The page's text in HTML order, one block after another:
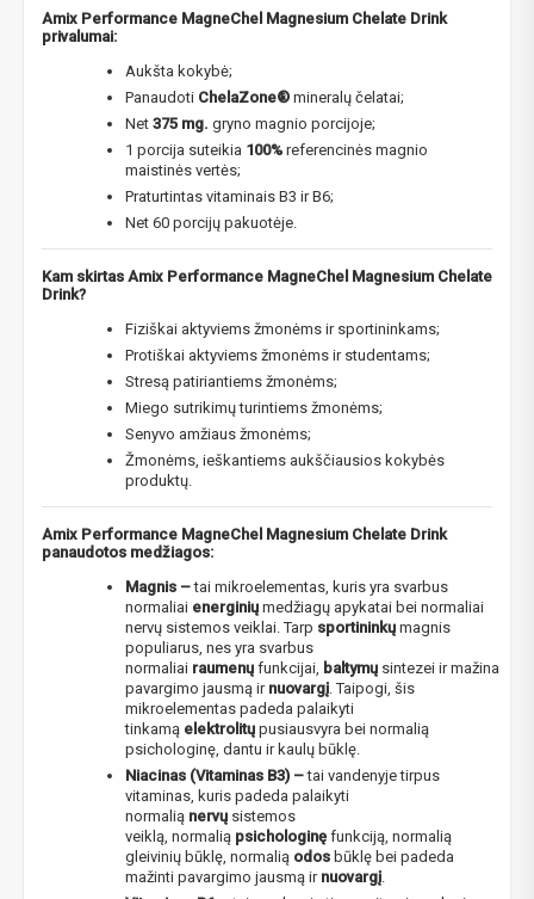
Amix Performance MagneChel Magnesium Chelate Drink
privalumai:
Aukšta kokybė;
Panaudoti ChelaZone® mineralų čelatai;
Net 375 mg. gryno magnio porcijoje;
1 porcija suteikia 100% referencinės magnio
maistinės vertės;
Praturtintas vitaminais B3 ir B6;
Net 60 porcijų pakuotėje.
Kam skirtas Amix Performance MagneChel Magnesium Chelate
Drink?
Fiziškai aktyviems žmonėms ir sportininkams;
Protiškai aktyviems žmonėms ir studentams;
Stresą patiriantiems žmonėms;
Miego sutrikimų turintiems žmonėms;
Senyvo amžiaus žmonėms;
Žmonėms, ieškantiems aukščiausios kokybės
produktų.
Amix Performance MagneChel Magnesium Chelate Drink
panaudotos medžiagos:
Magnis –tai mikroelementas, kuris yra svarbus
normaliai energinių medžiagų apykatai bei normaliai
nervų sistemos veiklai. Tarp sportininkų magnis
populiarus, nes yra svarbus
normaliai raumenų funkcijai, baltymų sintezei ir mažina
pavargimo jausmą ir nuovargį. Taipogi, šis
mikroelementas padeda palaikyti
tinkamą elektrolitų pusiausvyra bei normalią
psichologinę, dantu ir kaulų būklę.
Niacinas (Vitaminas B3) –tai vandenyje tirpus
vitaminas, kuris padeda palaikyti
normalią nervų sistemos
veiklą, normalią psichologinę funkciją, normalią
gleivinių būklę, normalią odos būklę bei padeda
mažinti pavargimo jausmą ir nuovargį.